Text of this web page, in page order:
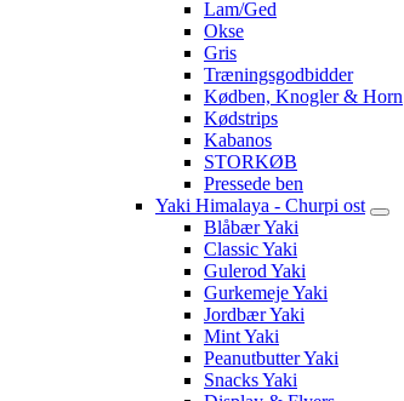
Lam/Ged
Okse
Gris
Træningsgodbidder
Kødben, Knogler & Horn
Kødstrips
Kabanos
STORKØB
Pressede ben
Yaki Himalaya - Churpi ost
Blåbær Yaki
Classic Yaki
Gulerod Yaki
Gurkemeje Yaki
Jordbær Yaki
Mint Yaki
Peanutbutter Yaki
Snacks Yaki